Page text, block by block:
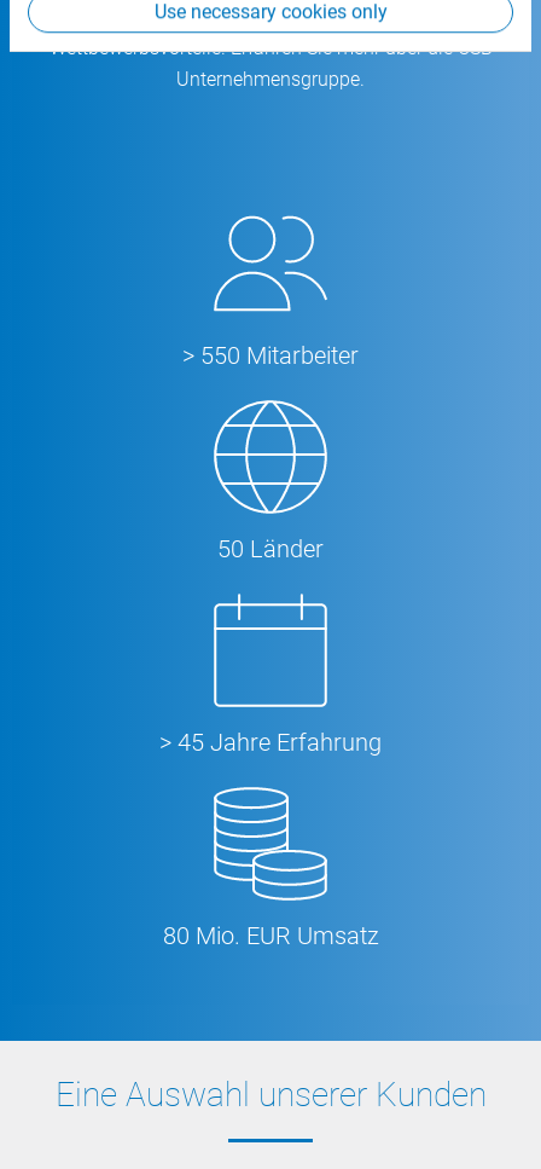
Use necessary cookies only
Komplettlösung für entscheidende
Wettbewerbsvorteile. Erfahren Sie mehr über die CSB
Unternehmensgruppe.
> 550 Mitarbeiter
50 Länder
> 45 Jahre Erfahrung
80 Mio. EUR Umsatz
Eine Auswahl unserer Kunden